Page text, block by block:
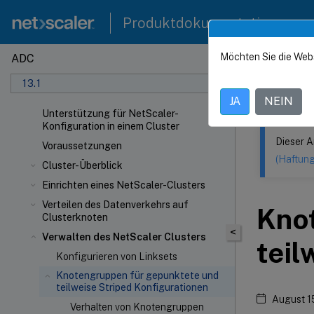
Produktdokumentation
ADC
13.1
Unterstützung für NetScaler-
Konfiguration in einem Cluster
Voraussetzungen
Cluster-Überblick
Einrichten eines NetScaler-Clusters
Verteilen des Datenverkehrs auf
Clusterknoten
Verwalten des NetScaler Clusters
Konfigurieren von Linksets
Knotengruppen für gepunktete und
teilweise Striped Konfigurationen
Verhalten von Knotengruppen
Dieser Inhalt
<
Dieser
August
Möchten Sie die
JA NEIN